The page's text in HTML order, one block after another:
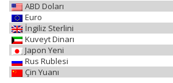
ABD Doları
Euro
İngiliz Sterlini
Kuveyt Dinarı
Japon Yeni
Rus Rublesi
Çin Yuanı